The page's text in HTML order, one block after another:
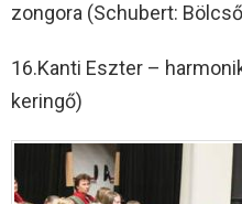
zongora (Schubert:
16.Kanti Eszter –
keringő)